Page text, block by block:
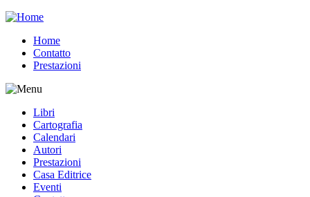
Jump to navigation
Home
Contatto
Prestazioni
Libri
Cartografia
Calendari
Autori
Prestazioni
Casa Editrice
Eventi